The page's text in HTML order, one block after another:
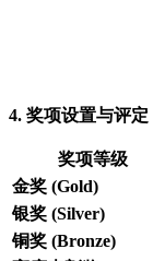
4. 奖项设置与评定
奖项等级
金奖 (Gold)
银奖 (Silver)
铜奖 (Bronze)